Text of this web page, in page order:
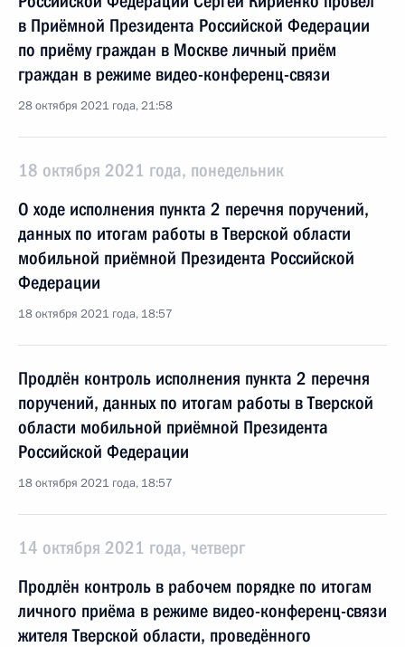
в Приёмной Президента Российской Федерации
по приёму граждан в Москве личный приём
граждан в режиме видео-конференц-связи
28 октября 2021 года, 21:58
18 октября 2021 года, понедельник
О ходе исполнения пункта 2 перечня поручений,
данных по итогам работы в Тверской области
мобильной приёмной Президента Российской
Федерации
18 октября 2021 года, 18:57
Продлён контроль исполнения пункта 2 перечня
поручений, данных по итогам работы в Тверской
области мобильной приёмной Президента
Российской Федерации
18 октября 2021 года, 18:57
14 октября 2021 года, четверг
Продлён контроль в рабочем порядке по итогам
личного приёма в режиме видео-конференц-связи
жителя Тверской области, проведённого